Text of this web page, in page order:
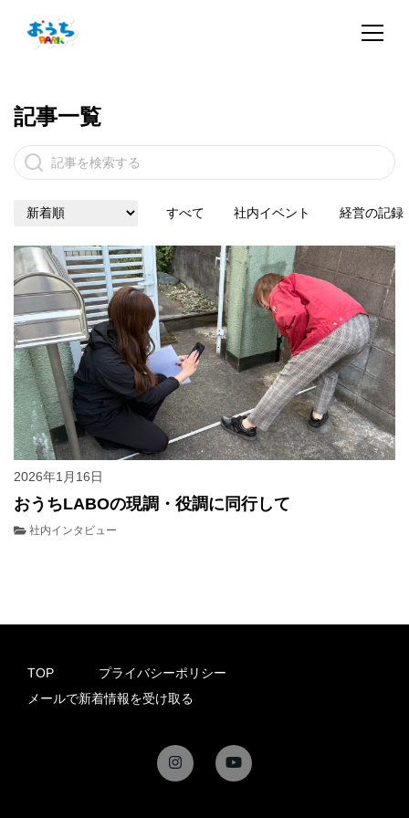
記事一覧
すべて 社内イベント 経営の記録
2026年1月16日
おうちLABOの現調・役調に同行して
社内インタビュー
TOP
プライバシーポリシー
メールで新着情報を受け取る